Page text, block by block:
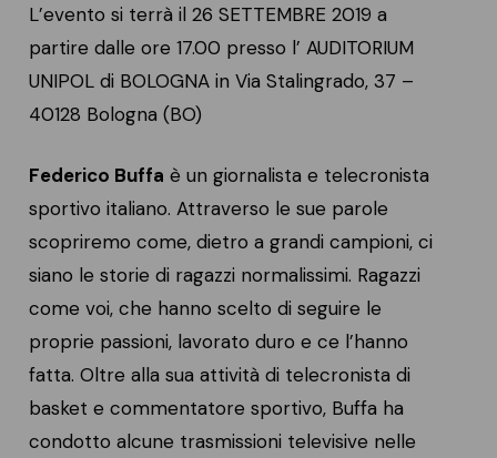
L’evento si terrà il 26 SETTEMBRE 2019 a
partire dalle ore 17.00 presso l’ AUDITORIUM
UNIPOL di BOLOGNA in Via Stalingrado, 37 –
40128 Bologna (BO)
Federico Buffa è un giornalista e telecronista
sportivo italiano. Attraverso le sue parole
scopriremo come, dietro a grandi campioni, ci
siano le storie di ragazzi normalissimi. Ragazzi
come voi, che hanno scelto di seguire le
proprie passioni, lavorato duro e ce l’hanno
fatta. Oltre alla sua attività di telecronista di
basket e commentatore sportivo, Buffa ha
condotto alcune trasmissioni televisive nelle